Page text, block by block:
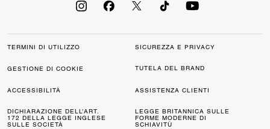
TERMINI DI UTILIZZO SICUREZZA E PRIVACY
GESTIONE DI COOKIE TUTELA DEL BRAND
ACCESSIBILITÀ ASSISTENZA CLIENTI
DICHIARAZIONE DELL’ART.
172 DELLA LEGGE INGLESE
SULLE SOCIETÀ
LEGGE BRITANNICA SULLE
FORME MODERNE DI
SCHIAVITÙ